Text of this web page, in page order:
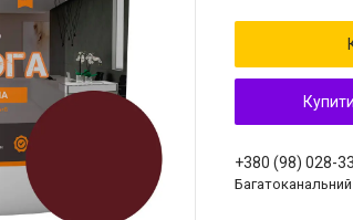
+380 (98) 028-
Багатоканальний